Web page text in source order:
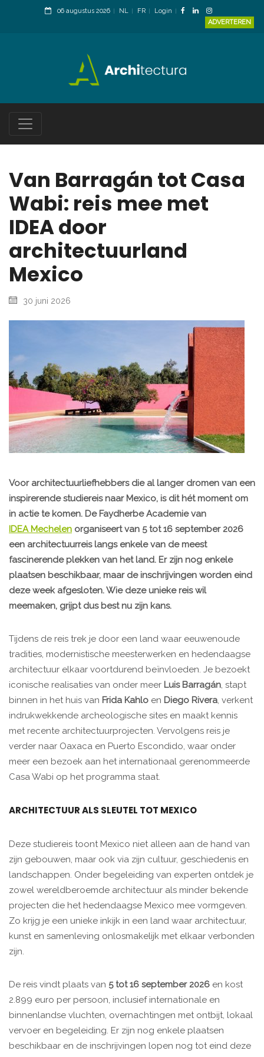
06 augustus 2026 NL FR
Login
ADVERTEREN
Van Barragán tot Casa
Wabi: reis mee met
IDEA door
architectuurland
Mexico
30 juni 2026
Voor architectuurliefhebbers die al langer dromen van een
inspirerende studiereis naar Mexico, is dit hét moment om
in actie te komen. De Faydherbe Academie van
IDEA Mechelen organiseert van 5 tot 16 september 2026
een architectuurreis langs enkele van de meest
fascinerende plekken van het land. Er zijn nog enkele
plaatsen beschikbaar, maar de inschrijvingen worden eind
deze week afgesloten. Wie deze unieke reis wil
meemaken, grijpt dus best nu zijn kans.
Tijdens de reis trek je door een land waar eeuwenoude
tradities, modernistische meesterwerken en hedendaagse
architectuur elkaar voortdurend beïnvloeden. Je bezoekt
iconische realisaties van onder meer Luis Barragán, stapt
binnen in het huis van Frida Kahlo en Diego Rivera, verkent
indrukwekkende archeologische sites en maakt kennis
met recente architectuurprojecten. Vervolgens reis je
verder naar Oaxaca en Puerto Escondido, waar onder
meer een bezoek aan het internationaal gerenommeerde
Casa Wabi op het programma staat.
ARCHITECTUUR ALS SLEUTEL TOT MEXICO
Deze studiereis toont Mexico niet alleen aan de hand van
zijn gebouwen, maar ook via zijn cultuur, geschiedenis en
landschappen. Onder begeleiding van experten ontdek je
zowel wereldberoemde architectuur als minder bekende
projecten die het hedendaagse Mexico mee vormgeven.
Zo krijg je een unieke inkijk in een land waar architectuur,
kunst en samenleving onlosmakelijk met elkaar verbonden
zijn.
De reis vindt plaats van 5 tot 16 september 2026 en kost
2.899 euro per persoon, inclusief internationale en
binnenlandse vluchten, overnachtingen met ontbijt, lokaal
vervoer en begeleiding. Er zijn nog enkele plaatsen
beschikbaar en de inschrijvingen lopen nog tot eind deze